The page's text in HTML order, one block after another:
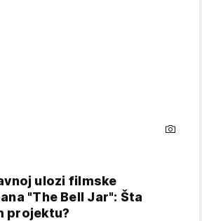
ulozi filmske
"The Bell Jar": Šta
projektu?